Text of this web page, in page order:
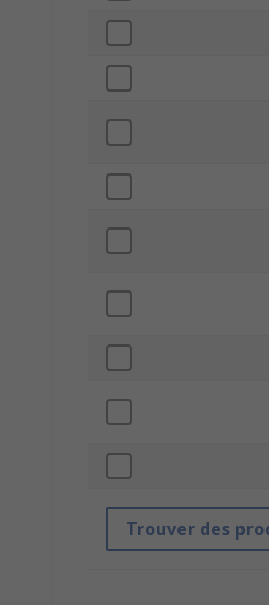
Trouver des